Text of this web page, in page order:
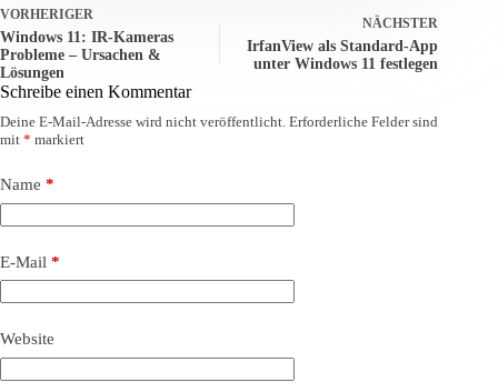
VORHERIGER
Windows 11: IR-Kameras
Probleme – Ursachen &
Lösungen
NÄCHSTER
IrfanView als Standard-App
unter Windows 11 festlegen
Schreibe einen Kommentar
Deine E-Mail-Adresse wird nicht veröffentlicht. Erforderliche Felder sind
mit * markiert
Name *
E-Mail *
Website